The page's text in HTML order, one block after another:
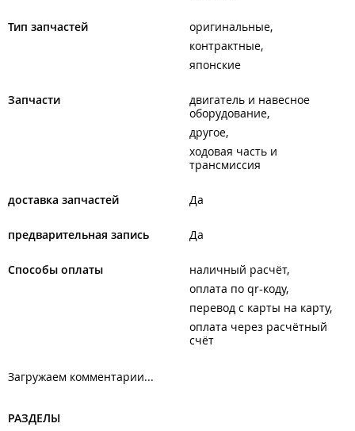
Тип запчастей
оригинальные
контрактные
японские
Запчасти
двигатель и навесное
оборудование
другое
ходовая часть и
трансмиссия
доставка запчастей Да
предварительная запись Да
Способы оплаты
наличный расчёт
оплата по qr-коду
перевод с карты на карту
оплата через расчётный
счёт
Загружаем комментарии...
РАЗДЕЛЫ